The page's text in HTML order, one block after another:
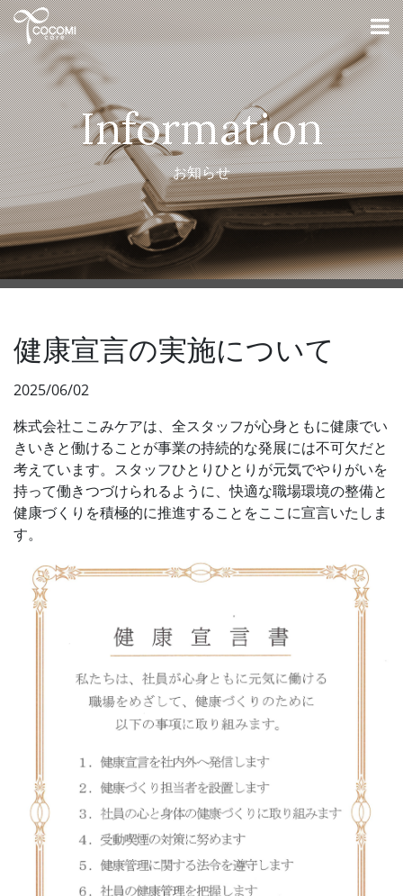
Information
お知らせ
健康宣言の実施について
2025/06/02
株式会社ここみケアは、全スタッフが心身ともに健康でい
きいきと働けることが事業の持続的な発展には不可欠だと
考えています。スタッフひとりひとりが元気でやりがいを
持って働きつづけられるように、快適な職場環境の整備と
健康づくりを積極的に推進することをここに宣言いたしま
す。